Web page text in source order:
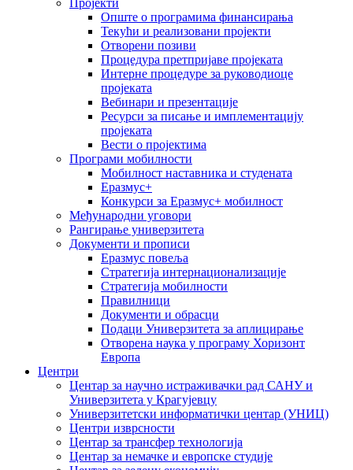
Пројекти
Опште о програмима финансирања
Текући и реализовани пројекти
Отворени позиви
Процедура претпријаве пројеката
Интерне процедуре за руководиоце
пројеката
Вебинари и презентације
Ресурси за писање и имплементацију
пројеката
Вести о пројектима
Програми мобилности
Мобилност наставника и студената
Еразмус+
Конкурси за Еразмус+ мобилност
Међународни уговори
Рангирање универзитета
Документи и прописи
Еразмус повеља
Стратегија интернационализације
Стратегија мобилности
Правилници
Документи и обрасци
Подаци Универзитета за аплицирање
Отворена наука у програму Хоризонт
Европа
Центри
Центар за научно истраживачки рад САНУ и
Универзитета у Крагујевцу
Универзитетски информатички центар (УНИЦ)
Центри изврсности
Центар за трансфер технологија
Центар за немачке и европске студије